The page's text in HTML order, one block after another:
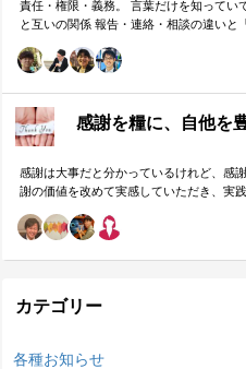
責任・権限・義務。 言葉だけを知ってい
と互いの関係 報告・連絡・相談の違い
分けることが重要。 理屈と機能を理解し
感謝を糧に、自他を
感謝は大事だと分かっているけれど、感
謝の価値を改めて実感していただき、実
カテゴリー
各種お知らせ